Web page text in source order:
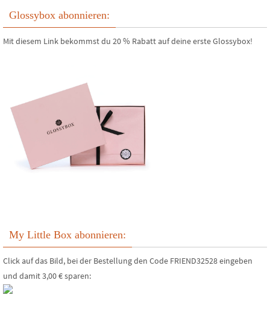
Glossybox abonnieren:
Mit diesem Link bekommst du 20 % Rabatt auf deine erste Glossybox!
My Little Box abonnieren:
Click auf das Bild, bei der Bestellung den Code FRIEND32528 eingeben
und damit 3,00 € sparen: